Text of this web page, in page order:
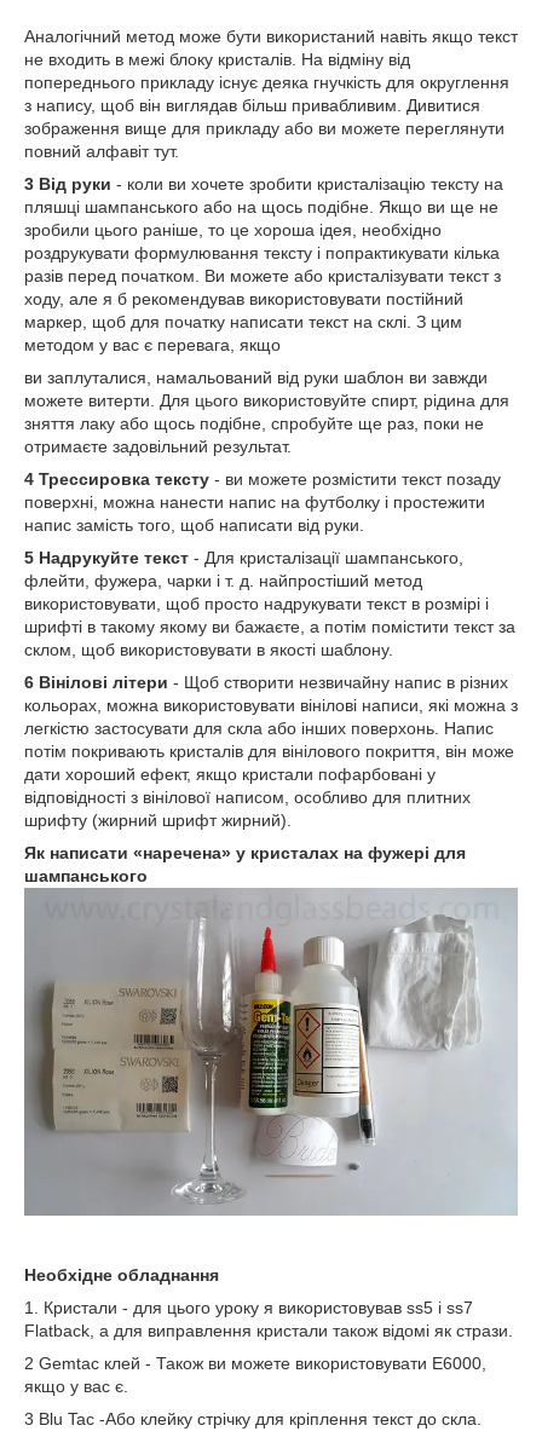
Аналогічний метод може бути використаний навіть якщо текст
не входить в межі блоку кристалів. На відміну від
попереднього прикладу існує деяка гнучкість для округлення
з напису, щоб він виглядав більш привабливим. Дивитися
зображення вище для прикладу або ви можете переглянути
повний алфавіт тут.
3 Від руки - коли ви хочете зробити кристалізацію тексту на
пляшці шампанського або на щось подібне. Якщо ви ще не
зробили цього раніше, то це хороша ідея, необхідно
роздрукувати формулювання тексту і попрактикувати кілька
разів перед початком. Ви можете або кристалізувати текст з
ходу, але я б рекомендував використовувати постійний
маркер, щоб для початку написати текст на склі. З цим
методом у вас є перевага, якщо
ви заплуталися, намальований від руки шаблон ви завжди
можете витерти. Для цього використовуйте спирт, рідина для
зняття лаку або щось подібне, спробуйте ще раз, поки не
отримаєте задовільний результат.
4 Трессировка тексту - ви можете розмістити текст позаду
поверхні, можна нанести напис на футболку і простежити
напис замість того, щоб написати від руки.
5 Надрукуйте текст - Для кристалізації шампанського,
флейти, фужера, чарки і т. д. найпростіший метод
використовувати, щоб просто надрукувати текст в розмірі і
шрифті в такому якому ви бажаєте, а потім помістити текст за
склом, щоб використовувати в якості шаблону.
6 Вінілові літери - Щоб створити незвичайну напис в різних
кольорах, можна використовувати вінілові написи, які можна з
легкістю застосувати для скла або інших поверхонь. Напис
потім покривають кристалів для вінілового покриття, він може
дати хороший ефект, якщо кристали пофарбовані у
відповідності з вінілової написом, особливо для плитних
шрифту (жирний шрифт жирний).
Як написати «наречена» у кристалах на фужері для
шампанського
Необхідне обладнання
1. Кристали - для цього уроку я використовував ss5 і ss7
Flatback, а для виправлення кристали також відомі як стрази.
2 Gemtac клей - Також ви можете використовувати E6000,
якщо у вас є.
3 Blu Tac -Або клейку стрічку для кріплення текст до скла.